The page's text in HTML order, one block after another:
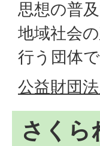
思想の普
地域社会
行う団体で
公益財団
さくら